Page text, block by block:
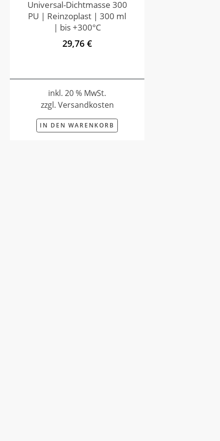
Universal-Dichtmasse 300
PU | Reinzoplast | 300 ml
| bis +300°C
29,76 €
inkl. 20 % MwSt.
zzgl. Versandkosten
IN DEN WARENKORB